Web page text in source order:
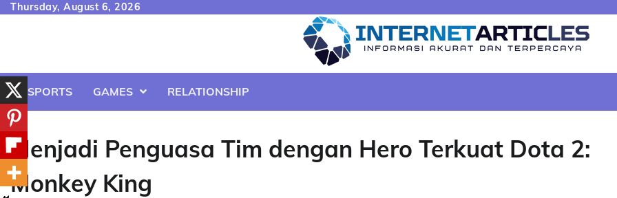
SkipThursday, August 6, 2026
ESPORTS GAMES RELATIONSHIP
Menjadi Penguasa Tim dengan Hero Terkuat Dota 2:
Monkey King